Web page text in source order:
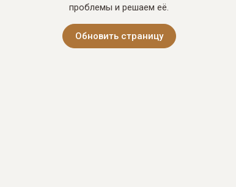
проблемы и решаем её.
Обновить страницу